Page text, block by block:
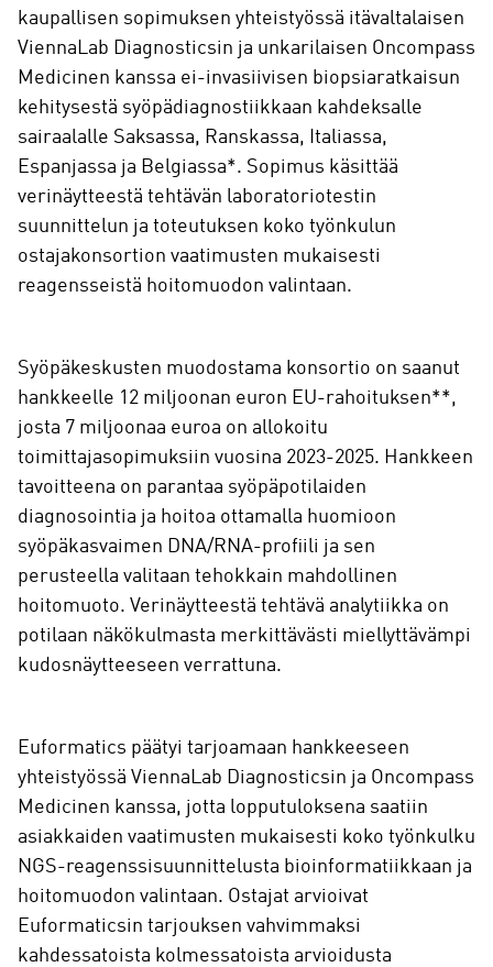
kaupallisen sopimuksen yhteistyössä itävaltalaisen
ViennaLab Diagnosticsin ja unkarilaisen Oncompass
Medicinen kanssa ei-invasiivisen biopsiaratkaisun
kehitysestä syöpädiagnostiikkaan kahdeksalle
sairaalalle Saksassa, Ranskassa, Italiassa,
Espanjassa ja Belgiassa*. Sopimus käsittää
verinäytteestä tehtävän laboratoriotestin
suunnittelun ja toteutuksen koko työnkulun
ostajakonsortion vaatimusten mukaisesti
reagensseistä hoitomuodon valintaan.
Syöpäkeskusten muodostama konsortio on saanut
hankkeelle 12 miljoonan euron EU-rahoituksen**,
josta 7 miljoonaa euroa on allokoitu
toimittajasopimuksiin vuosina 2023-2025. Hankkeen
tavoitteena on parantaa syöpäpotilaiden
diagnosointia ja hoitoa ottamalla huomioon
syöpäkasvaimen DNA/RNA-profiili ja sen
perusteella valitaan tehokkain mahdollinen
hoitomuoto. Verinäytteestä tehtävä analytiikka on
potilaan näkökulmasta merkittävästi miellyttävämpi
kudosnäytteeseen verrattuna.
Euformatics päätyi tarjoamaan hankkeeseen
yhteistyössä ViennaLab Diagnosticsin ja Oncompass
Medicinen kanssa, jotta lopputuloksena saatiin
asiakkaiden vaatimusten mukaisesti koko työnkulku
NGS-reagenssisuunnittelusta bioinformatiikkaan ja
hoitomuodon valintaan. Ostajat arvioivat
Euformaticsin tarjouksen vahvimmaksi
kahdessatoista kolmessatoista arvioidusta